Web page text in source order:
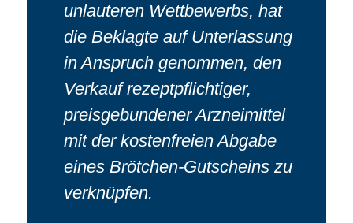
unlauteren Wettbewerbs, hat
die Beklagte auf Unterlassung
in Anspruch genommen, den
Verkauf rezeptpflichtiger,
preisgebundener Arzneimittel
mit der kostenfreien Abgabe
eines Brötchen-Gutscheins zu
verknüpfen.